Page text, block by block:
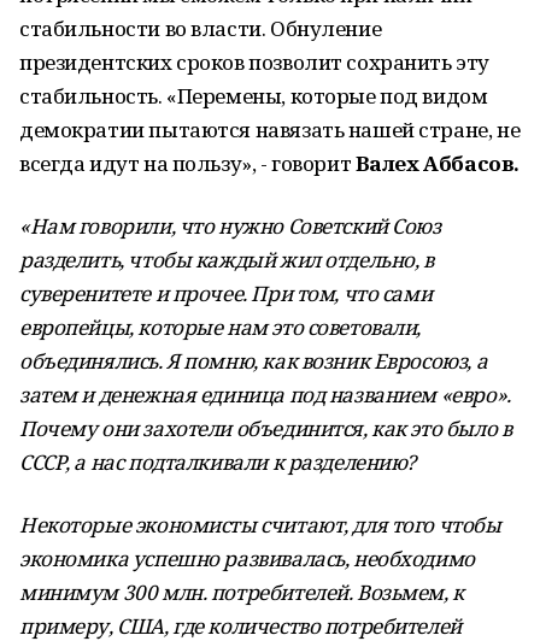
стабильности во власти. Обнуление
президентских сроков позволит сохранить эту
стабильность. «Перемены, которые под видом
демократии пытаются навязать нашей стране, не
всегда идут на пользу», - говоритВалех Аббасов.
«Нам говорили, что нужно Советский Союз
разделить, чтобы каждый жил отдельно, в
суверенитете и прочее. При том, что сами
европейцы, которые нам это советовали,
объединялись. Я помню, как возник Евросоюз, а
затем и денежная единица под названием «евро».
Почему они захотели объединится, как это было в
СССР, а нас подталкивали к разделению?
Некоторые экономисты считают, для того чтобы
экономика успешно развивалась, необходимо
минимум 300 млн. потребителей. Возьмем, к
примеру, США, где количество потребителей